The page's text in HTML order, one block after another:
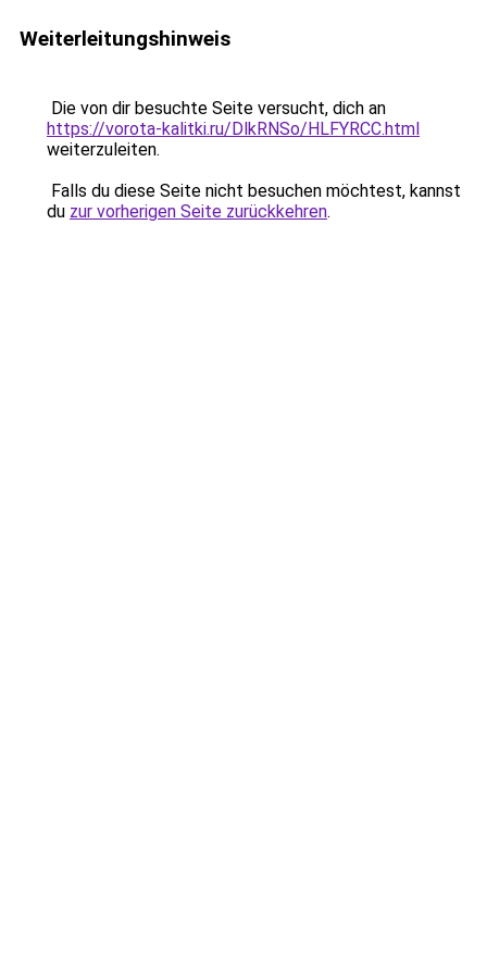
Weiterleitungshinweis
Die von dir besuchte Seite versucht, dich an
https://vorota-kalitki.ru/DlkRNSo/HLFYRCC.html
weiterzuleiten.
Falls du diese Seite nicht besuchen möchtest, kannst
du zur vorherigen Seite zurückkehren.